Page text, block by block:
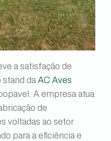
a satisfação de
stand da AC Aves
A empresa atua
de
voltadas ao setor
para a eficiência e